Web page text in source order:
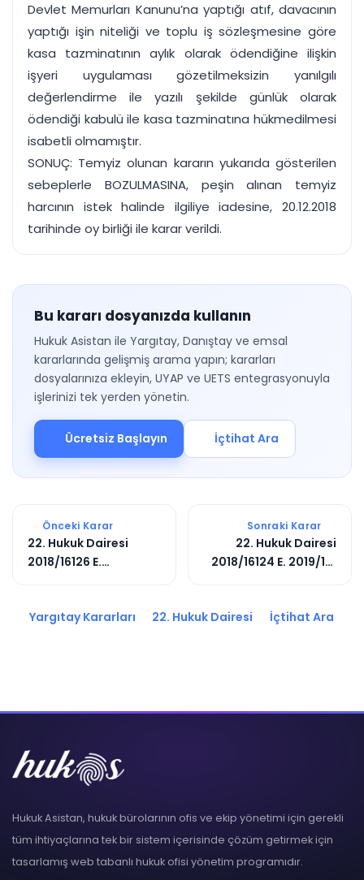
Devlet Memurları Kanunu’na yaptığı atıf, davacının
yaptığı işin niteliği ve toplu iş sözleşmesine göre
kasa tazminatının aylık olarak ödendiğine ilişkin
işyeri uygulaması gözetilmeksizin yanılgılı
değerlendirme ile yazılı şekilde günlük olarak
ödendiği kabulü ile kasa tazminatına hükmedilmesi
isabetli olmamıştır.
SONUÇ: Temyiz olunan kararın yukarıda gösterilen
sebeplerle BOZULMASINA, peşin alınan temyiz
harcının istek halinde ilgiliye iadesine, 20.12.2018
tarihinde oy birliği ile karar verildi.
Bu kararı dosyanızda kullanın
Hukuk Asistan ile Yargıtay, Danıştay ve emsal
kararlarında gelişmiş arama yapın; kararları
dosyalarınıza ekleyin, UYAP ve UETS entegrasyonuyla
işlerinizi tek yerden yönetin.
Ücretsiz Başlayın İçtihat Ara
Önceki Karar
22. Hukuk Dairesi
2018/16126 E.
Sonraki Karar
22. Hukuk Dairesi
2018/16124 E. 2019/118
Yargıtay Kararları 22. Hukuk Dairesi İçtihat Ara
Hukuk Asistan, hukuk bürolarının ofis ve ekip yönetimi için gerekli
tüm ihtiyaçlarına tek bir sistem içerisinde çözüm getirmek için
tasarlamış web tabanlı hukuk ofisi yönetim programıdır.